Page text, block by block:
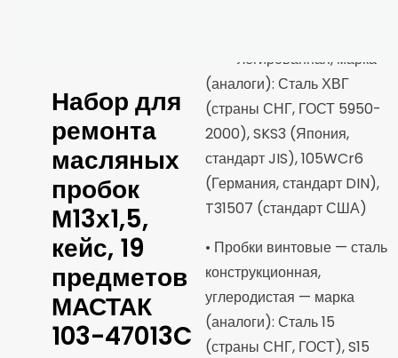
Набор для
ремонта
масляных
пробок
М13х1,5,
кейс, 19
предметов
МАСТАК
103-47013C
легированная, марка
(аналоги): Сталь ХВГ
(страны СНГ, ГОСТ 5950-
2000), SKS3 (Япония,
стандарт JIS), 105WCr6
(Германия, стандарт DIN),
T31507 (стандарт США)
• Пробки винтовые — сталь
конструкционная,
углеродистая — марка
(аналоги): Сталь 15
(страны СНГ, ГОСТ), S15